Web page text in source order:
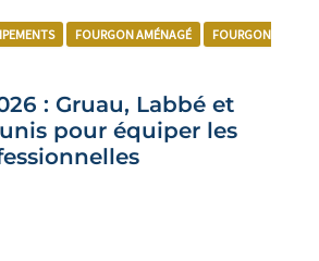
FOURGON AMÉNAGÉ
FOURGON
: Gruau, Labbé et
pour équiper les